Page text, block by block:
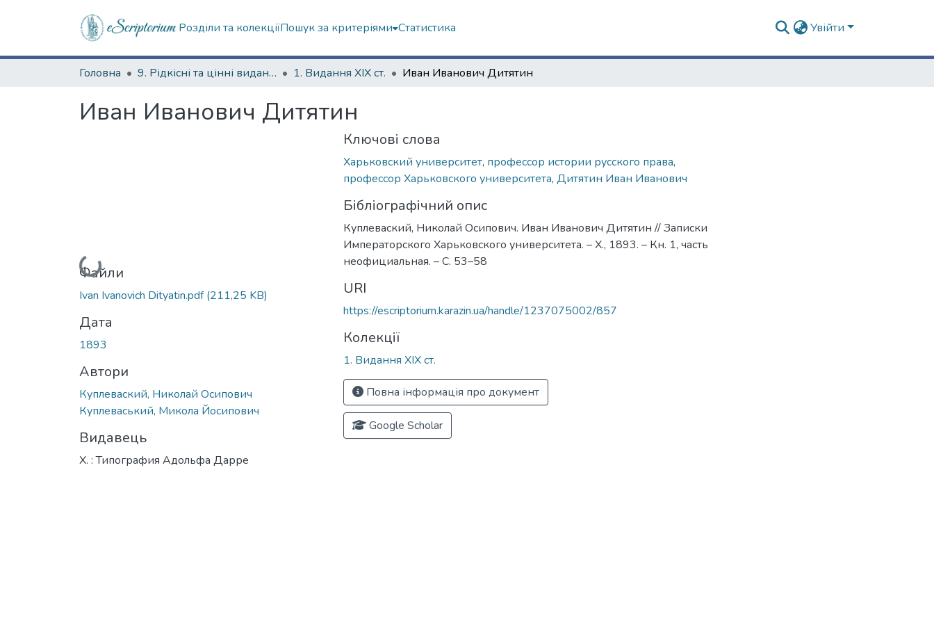
Розділи та колекціїПошук за критеріями Статистика Увійти
Головна 9. Рідкісні та цінні видання 1. Видання ХІХ ст. Иван Иванович Дитятин
Иван Иванович Дитятин
Вантажиться...
Файли
Ivan Ivanovich Dityatin.pdf(211,25 KB)
Дата
1893
Автори
Куплеваский, Николай Осипович
Куплеваський, Микола Йосипович
Видавець
Х. : Типография Адольфа Дарре
Ключові слова
Харьковский университет, профессор истории русского права,
профессор Харьковского университета, Дитятин Иван Иванович
Бібліографічний опис
Куплеваский, Николай Осипович. Иван Иванович Дитятин // Записки
Императорского Харьковского университета. – Х., 1893. – Кн. 1, часть
неофициальная. – С. 53–58
URI
https://escriptorium.karazin.ua/handle/1237075002/857
Колекції
1. Видання ХІХ ст.
Повна інформація про документ
Google Scholar